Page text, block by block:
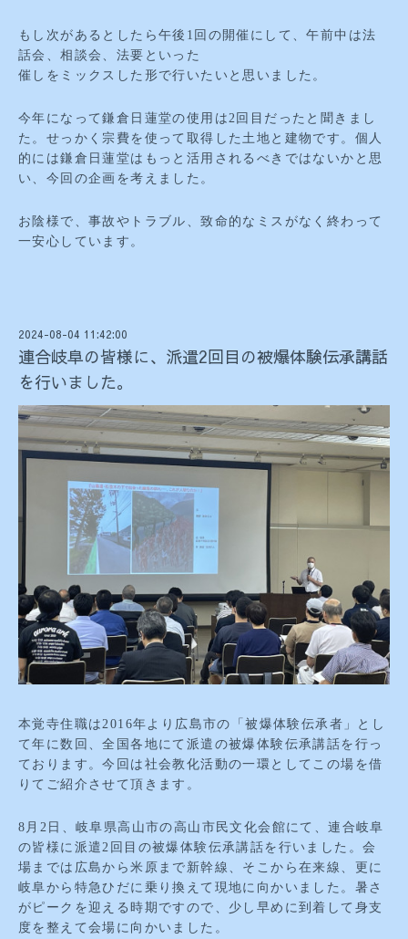
もし次があるとしたら午後1回の開催にして、午前中は法
話会、相談会、法要といった
催しをミックスした形で行いたいと思いました。
今年になって鎌倉日蓮堂の使用は2回目だったと聞きまし
た。せっかく宗費を使って取得した土地と建物です。個人
的には鎌倉日蓮堂はもっと活用されるべきではないかと思
い、今回の企画を考えました。
お陰様で、事故やトラブル、致命的なミスがなく終わって
一安心しています。
2024-08-04 11:42:00
連合岐阜の皆様に、派遣2回目の被爆体験伝承講話
を行いました。
本覚寺住職は2016年より広島市の「被爆体験伝承者」とし
て年に数回、全国各地にて派遣の被爆体験伝承講話を行っ
ております。今回は社会教化活動の一環としてこの場を借
りてご紹介させて頂きます。
8月2日、岐阜県高山市の高山市民文化会館にて、連合岐阜
の皆様に派遣2回目の被爆体験伝承講話を行いました。会
場までは広島から米原まで新幹線、そこから在来線、更に
岐阜から特急ひだに乗り換えて現地に向かいました。暑さ
がピークを迎える時期ですので、少し早めに到着して身支
度を整えて会場に向かいました。